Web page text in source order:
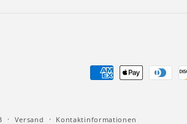
Zahlungsmethoden
Versand Kontaktinformationen